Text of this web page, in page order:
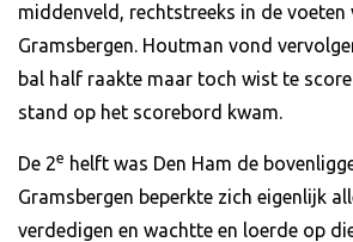
middenveld, rechtstreeks in de voeten
Gramsbergen. Houtman vond
bal half raakte maar toch wist te
stand op het scorebord kwam.
De 2e helft was Den Ham de
Gramsbergen beperkte zich eigenlijk
verdedigen en wachtte en loerde op